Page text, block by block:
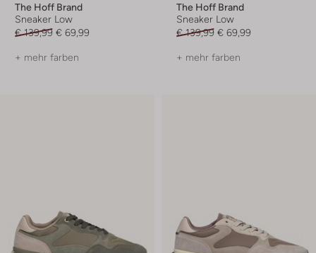
The Hoff Brand
Sneaker Low
€ 139,99 € 69,99
+ mehr farben
The Hoff Brand
Sneaker Low
€ 139,99 € 69,99
+ mehr farben